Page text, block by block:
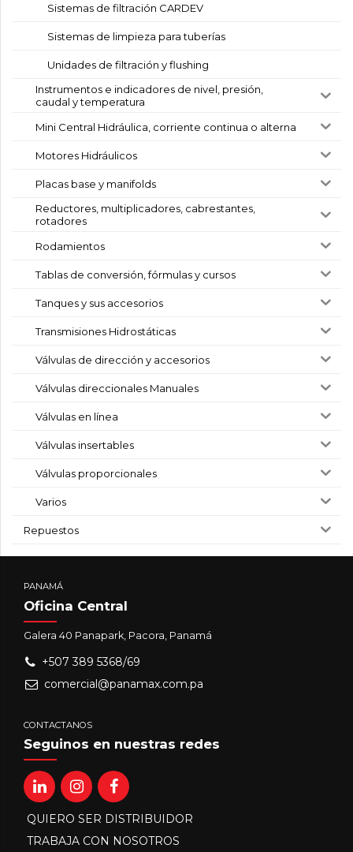
Sistemas de filtración CARDEV
Sistemas de limpieza para tuberías
Unidades de filtración y flushing
Instrumentos e indicadores de nivel, presión,
caudal y temperatura
Mini Central Hidráulica, corriente continua o alterna
Motores Hidráulicos
Placas base y manifolds
Reductores, multiplicadores, cabrestantes,
rotadores
Rodamientos
Tablas de conversión, fórmulas y cursos
Tanques y sus accesorios
Transmisiones Hidrostáticas
Válvulas de dirección y accesorios
Válvulas direccionales Manuales
Válvulas en línea
Válvulas insertables
Válvulas proporcionales
Varios
Repuestos
PANAMÁ
Oficina Central
Galera 40 Panapark, Pacora, Panamá
+507 389 5368/69
comercial@panamax.com.pa
CONTACTANOS
Seguinos en nuestras redes
QUIERO SER DISTRIBUIDOR
TRABAJA CON NOSOTROS